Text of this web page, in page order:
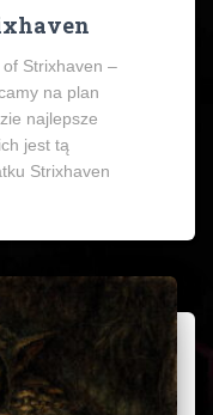
Strixhaven –
na plan
najlepsze
jest tą
Strixhaven